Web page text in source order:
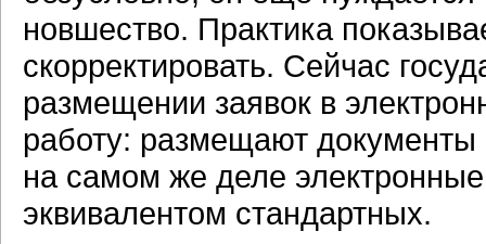
новшество. Практика
скорректировать. Сейчас
размещении заявок в
работу: размещают
на самом же деле
эквивалентом стандартных.